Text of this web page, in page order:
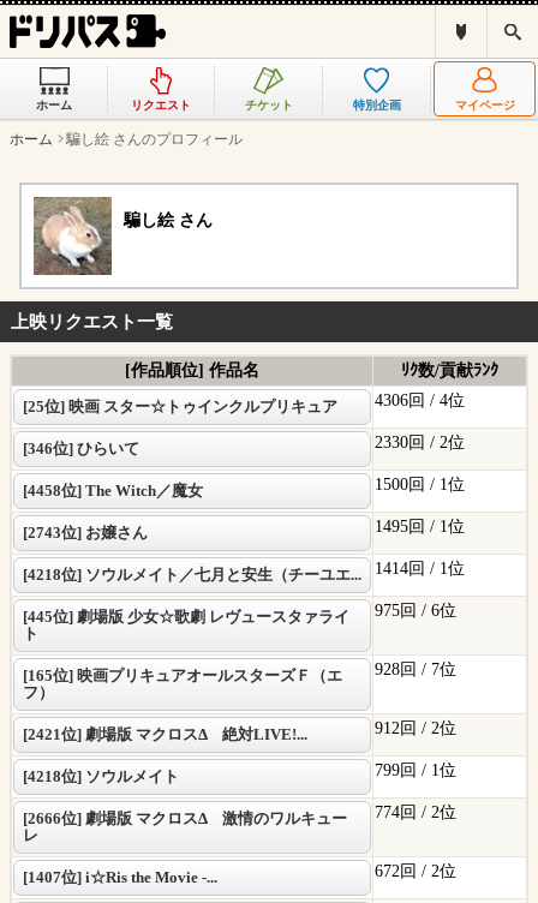
リ
ス
と
索
ホーム リクエスト チケット 特別企画 マイページ
ホーム 騙し絵 さんのプロフィール
騙し絵 さん
上映リクエスト一覧
[作品順位] 作品名
ﾘｸ数/貢献ﾗﾝｸ
[25位] 映画 スター☆トゥインクルプリキュア
4306回 / 4位
[346位] ひらいて 2330回 / 2位
[4458位] The Witch／魔女 1500回 / 1位
[2743位] お嬢さん 1495回 / 1位
[4218位] ソウルメイト／七月と安生（チーユエ... 1414回 / 1位
[445位] 劇場版 少女☆歌劇 レヴュースタァライ
ト
975回 / 6位
[165位] 映画プリキュアオールスターズＦ（エ
フ）
928回 / 7位
[2421位] 劇場版 マクロスΔ 絶対LIVE!... 912回 / 2位
[4218位] ソウルメイト 799回 / 1位
[2666位] 劇場版 マクロスΔ 激情のワルキュー
レ
774回 / 2位
[1407位] i☆Ris the Movie -... 672回 / 2位